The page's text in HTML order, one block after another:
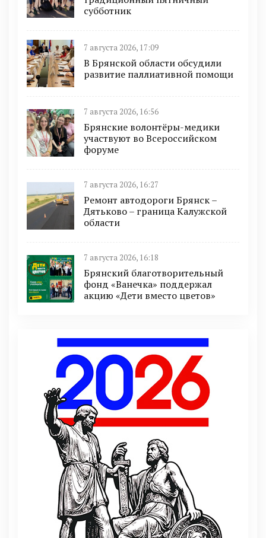
субботник
7 августа 2026, 17:09
В Брянской области обсудили
развитие паллиативной помощи
7 августа 2026, 16:56
Брянские волонтёры-медики
участвуют во Всероссийском
форуме
7 августа 2026, 16:27
Ремонт автодороги Брянск –
Дятьково – граница Калужской
области
7 августа 2026, 16:18
Брянский благотворительный
фонд «Ванечка» поддержал
акцию «Дети вместо цветов»